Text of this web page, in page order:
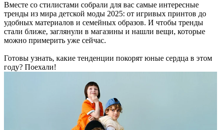
Вместе со стилистами собрали для вас самые интересные
тренды из мира детской моды 2025: от игривых принтов до
удобных материалов и семейных образов. И чтобы тренды
стали ближе, заглянули в магазины и нашли вещи, которые
можно примерить уже сейчас.
Готовы узнать, какие тенденции покорят юные сердца в этом
году? Поехали!